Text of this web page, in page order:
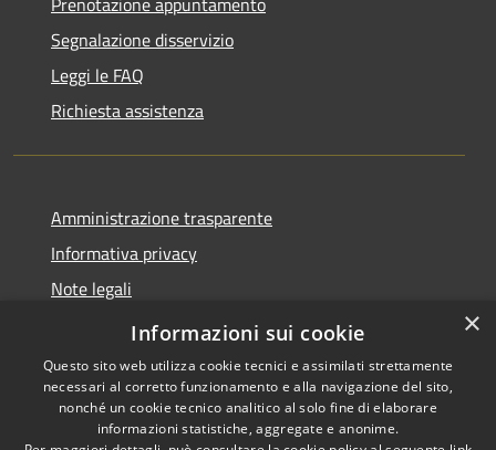
Segnalazione disservizio
Leggi le FAQ
Richiesta assistenza
Amministrazione trasparente
Informativa privacy
Note legali
Dichiarazione di accessibilità
Copyright © 2026 • Comune di
×
Informazioni sui cookie
Questo sito web utilizza cookie tecnici e assimilati strettamente
necessari al corretto funzionamento e alla navigazione del sito,
nonché un cookie tecnico analitico al solo fine di elaborare
informazioni statistiche, aggregate e anonime.